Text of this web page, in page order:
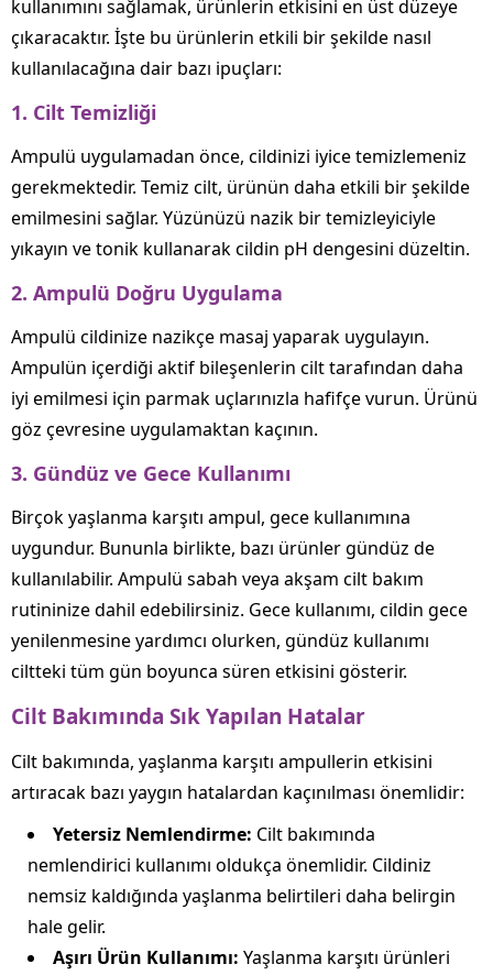
kullanımını sağlamak, ürünlerin etkisini en üst düzeye
çıkaracaktır. İşte bu ürünlerin etkili bir şekilde nasıl
kullanılacağına dair bazı ipuçları:
1. Cilt Temizliği
Ampulü uygulamadan önce, cildinizi iyice temizlemeniz
gerekmektedir. Temiz cilt, ürünün daha etkili bir şekilde
emilmesini sağlar. Yüzünüzü nazik bir temizleyiciyle
yıkayın ve tonik kullanarak cildin pH dengesini düzeltin.
2. Ampulü Doğru Uygulama
Ampulü cildinize nazikçe masaj yaparak uygulayın.
Ampulün içerdiği aktif bileşenlerin cilt tarafından daha
iyi emilmesi için parmak uçlarınızla hafifçe vurun. Ürünü
göz çevresine uygulamaktan kaçının.
3. Gündüz ve Gece Kullanımı
Birçok yaşlanma karşıtı ampul, gece kullanımına
uygundur. Bununla birlikte, bazı ürünler gündüz de
kullanılabilir. Ampulü sabah veya akşam cilt bakım
rutininize dahil edebilirsiniz. Gece kullanımı, cildin gece
yenilenmesine yardımcı olurken, gündüz kullanımı
ciltteki tüm gün boyunca süren etkisini gösterir.
Cilt Bakımında Sık Yapılan Hatalar
Cilt bakımında, yaşlanma karşıtı ampullerin etkisini
artıracak bazı yaygın hatalardan kaçınılması önemlidir:
Yetersiz Nemlendirme: Cilt bakımında
nemlendirici kullanımı oldukça önemlidir. Cildiniz
nemsiz kaldığında yaşlanma belirtileri daha belirgin
hale gelir.
Aşırı Ürün Kullanımı: Yaşlanma karşıtı ürünleri